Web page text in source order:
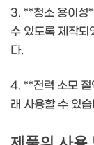
3. **청소 용이성
수 있도록 제작되
다.
4. **전력 소모
래 사용할 수 있